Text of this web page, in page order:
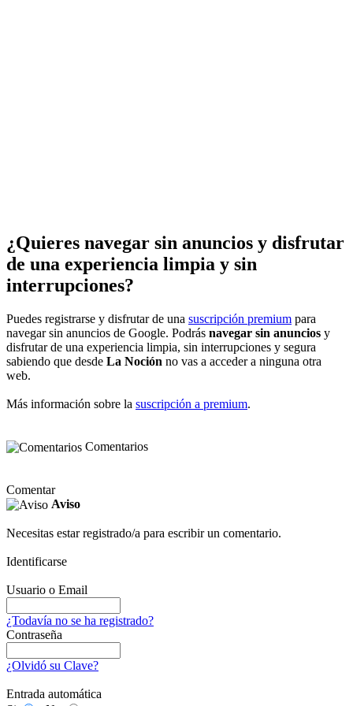
¿Quieres navegar sin anuncios y disfrutar
de una experiencia limpia y sin
interrupciones?
Puedes registrarse y disfrutar de una suscripción premium para
navegar sin anuncios de Google. Podrás navegar sin anuncios y
disfrutar de una experiencia limpia, sin interrupciones y segura
sabiendo que desde La Noción no vas a acceder a ninguna otra
web.
Más información sobre la suscripción a premium.
Comentarios
Comentar
Aviso
Necesitas estar registrado/a para escribir un comentario.
Identificarse
Usuario o Email
¿Todavía no se ha registrado?
Contraseña
¿Olvidó su Clave?
Entrada automática